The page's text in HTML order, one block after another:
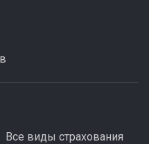
Все виды страхования